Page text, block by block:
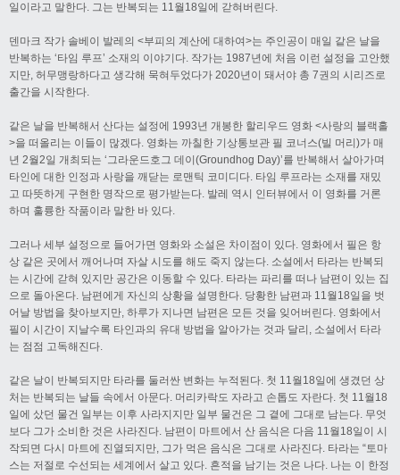
일이라고 말한다. 그는 반복되는 11월18일에 갇혀버린다.
덴마크 작가 솔베이 발레의 <부피의 계산에 대하여>는 주인공이 매일 같은 날을
반복하는 ‘타임 루프’ 소재의 이야기다. 작가는 1987년에 처음 이런 설정을 고안했
지만, 허무맹랑하다고 생각해 묵혀두었다가 2020년이 돼서야 총 7권의 시리즈로
출간을 시작한다.
같은 날을 반복해서 산다는 설정에 1993년 개봉한 할리우드 영화 <사랑의 블랙홀
>을 떠올리는 이들이 많겠다. 영화는 까칠한 기상통보관 필 코너스(빌 머리)가 매
년 2월2일 개최되는 ‘그라운드호그 데이(Groundhog Day)’를 반복해서 살아가며
타인에 대한 인정과 사랑을 깨닫는 로맨틱 코미디다. 타임 루프라는 소재를 재밌
고 따뜻하게 구현한 명작으로 평가받는다. 발레 역시 인터뷰에서 이 영화를 거론
하며 훌륭한 작품이라 말한 바 있다.
그러나 세부 설정으로 들어가면 영화와 소설은 차이점이 있다. 영화에서 필은 항
상 같은 곳에서 깨어나며 자살 시도를 해도 죽지 않는다. 소설에서 타라는 반복되
는 시간에 갇혀 있지만 공간은 이동할 수 있다. 타라는 파리를 떠나 남편이 있는 집
으로 돌아온다. 남편에게 자신의 상황을 설명한다. 당황한 남편과 11월18일을 벗
어날 방법을 찾아보지만, 하루가 지나면 남편은 모든 것을 잊어버린다. 영화에서
필이 시간이 지날수록 타인과의 유대 방법을 알아가는 것과 달리, 소설에서 타라
는 점점 고독해진다.
같은 날이 반복되지만 타라를 둘러싼 변화는 누적된다. 첫 11월18일에 생겼던 상
처는 반복되는 날들 속에서 아문다. 머리카락도 자라고 손톱도 자란다. 첫 11월18
일에 샀던 물건 일부는 이후 사라지지만 일부 물건은 그 곁에 그대로 남는다. 무엇
보다 그가 소비한 것은 사라진다. 남편이 마트에서 산 음식은 다음 11월18일이 시
작되면 다시 마트에 진열되지만, 그가 먹은 음식은 그대로 사라진다. 타라는 “토마
스는 저절로 수선되는 세계에서 살고 있다. 흔적을 남기는 것은 나다. 나는 이 한정